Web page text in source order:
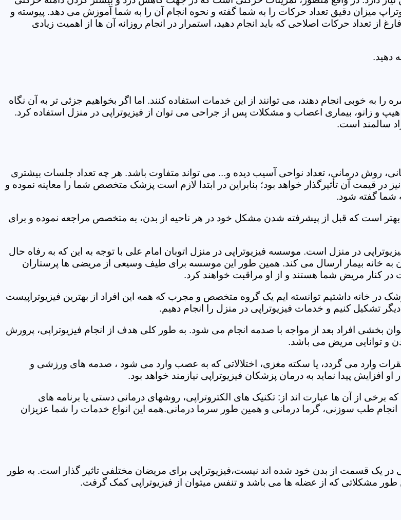
میزان دقیق تعداد حرکات را به شما گفته و نحوه انجام آن را به شما آموزش می دهد. پیوسته و
از تعداد حرکات اصلاحی که باید انجام دهید، استمرار در انجام روزانه آن ها از اهمیت زیادی
دهید.
به خوبی انجام دهند، می توانند از این خدمات استفاده کنند. اما اگر بخواهیم جزئی تر به آن نگاه
و زانو، بیماری اعصاب و مشکلات پس از جراحی می توان از فیزیوتراپی در منزل استفاده کرد.
سالمند است.
روش درمانی، تعداد نواحی آسیب دیده و... می تواند متفاوت باشد. هر چه تعداد جلسات بیشتری
در قیمت آن تأثیرگذار خواهد بود؛ بنابراین در ابتدا لازم است پزشک متخصص شما را معاینه نموده و
شما گفته شود.
بهتر است که قبل از پیشرفته شدن مشکل خود در هر ناحیه از بدن، به متخصص مراجعه نموده و برای
در منزل است. موسسه فیزیوتراپی در منزل اتوبان امام علی با توجه به این که به رفاه حال
به خانه بیمار ارسال می کند. همین طور این موسسه برای طیف وسیعی از مریضی ها پرستاران
در کنار مریض شما هستند و از او مراقبت خواهند کرد.
در خانه داشتیم توانسته ایم یک گروه متخصص و مجرب که همه این افراد از بهترین فیزیوتراپیست
تشکیل کنیم و خدمات فیزیوتراپی در منزل را انجام دهیم.
بخشی افراد بعد از مواجه با صدمه انجام می شود. به طور کلی هدف از انجام فیزیوتراپی، پرورش
و توانایی مریض می باشد.
وارد می گردد، یا سکته مغزی، اختلالاتی که به عصب وارد می شود ، صدمه های ورزشی و
افزایش پیدا نماید به درمان پزشکان فیزیوتراپی نیازمند خواهد بود.
برخی از آن ها عبارت اند از: تکنیک های الکتروتراپی، روشهای درمانی دستی یا برنامه های
طب سوزنی، گرما درمانی و همین طور سرما درمانی.همه این انواع خدمات را شما عزیزان
در یک قسمت از بدن خود شده اند نیست،فیزیوتراپی برای مریضان مختلفی تاثیر گذار است. به طور
مشکلاتی که از عضله ها می باشد و تنفس میتوان از فیزیوتراپی کمک گرفت.